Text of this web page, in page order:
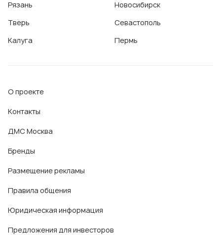
Рязань
Тверь
Калуга
Новосибирск
Севастополь
Пермь
О проекте
Контакты
ДМС Москва
Бренды
Размещение рекламы
Правила общения
Юридическая информация
Предложения для инвесторов